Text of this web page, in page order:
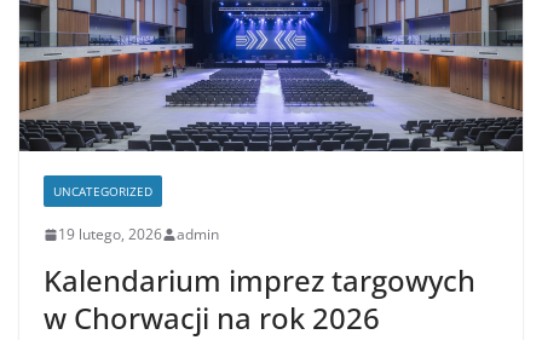
UNCATEGORIZED
19 lutego, 2026 admin
Kalendarium imprez targowych
w Chorwacji na rok 2026